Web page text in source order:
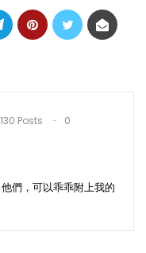
Posts
0
們，可以乖乖附上我的